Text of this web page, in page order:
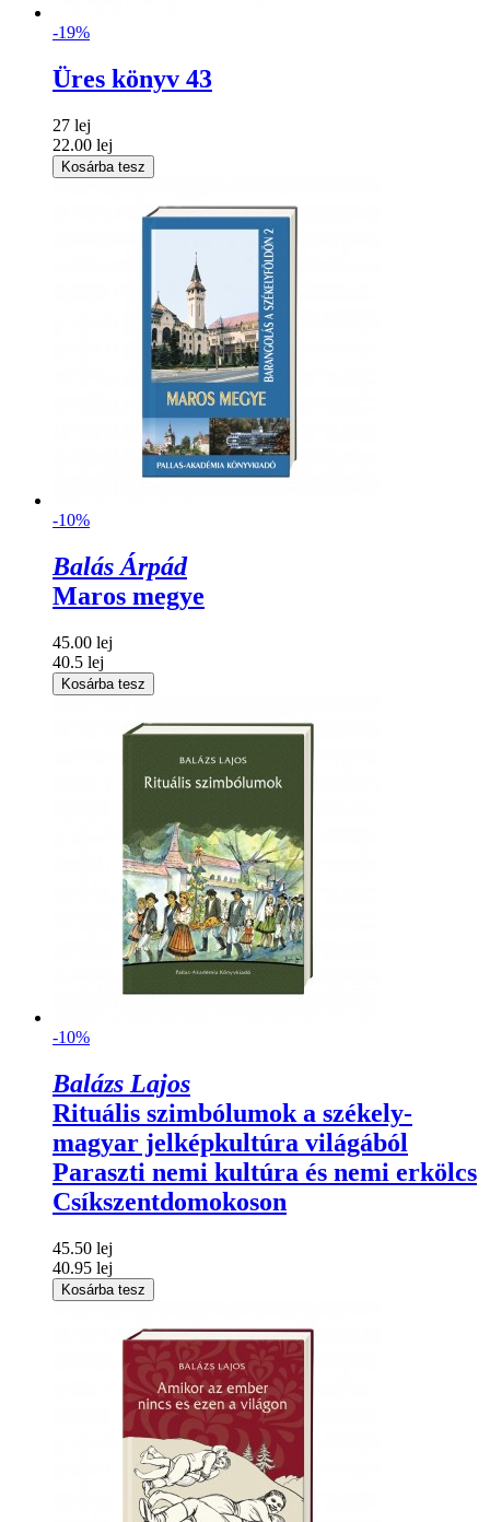
-19%
Üres könyv 43
27 lej
22.00 lej
Kosárba tesz
-10%
Balás Árpád
Maros megye
45.00 lej
40.5 lej
Kosárba tesz
-10%
Balázs Lajos
Rituális szimbólumok a székely-
magyar jelképkultúra világából
Paraszti nemi kultúra és nemi erkölcs
Csíkszentdomokoson
45.50 lej
40.95 lej
Kosárba tesz